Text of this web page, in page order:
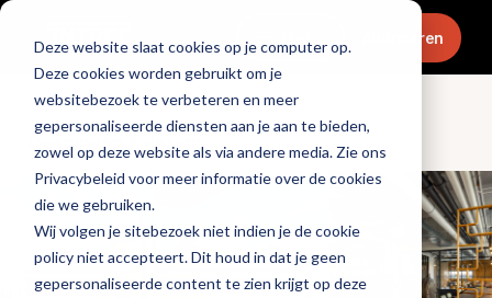
Deze website slaat cookies op je computer op.
Deze cookies worden gebruikt om je
websitebezoek te verbeteren en meer
gepersonaliseerde diensten aan je aan te bieden,
zowel op deze website als via andere media. Zie ons
Privacybeleid voor meer informatie over de cookies
die we gebruiken.
Wij volgen je sitebezoek niet indien je de cookie
policy niet accepteert. Dit houd in dat je geen
gepersonaliseerde content te zien krijgt op deze
Menu Abonneren
Openingen & design